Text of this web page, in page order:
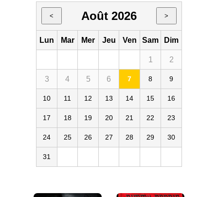
< Août 2026 >
Lun Mar Mer Jeu Ven Sam Dim
1 2
3 4 5 6 7 8 9
10 11 12 13 14 15 16
17 18 19 20 21 22 23
24 25 26 27 28 29 30
31